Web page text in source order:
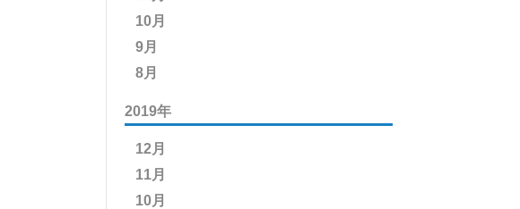
10月
9月
8月
2019年
12月
11月
10月